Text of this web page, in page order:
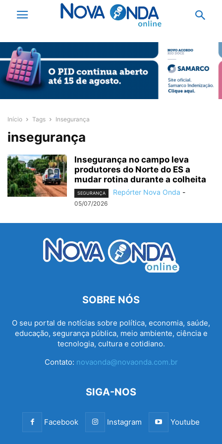
Início Tags Insegurança
insegurança
Insegurança no campo leva
produtores do Norte do ES a
mudar rotina durante a colheita
SEGURANÇA Repórter Nova Onda -
05/07/2026
SOBRE NÓS
O seu portal de notícias sobre política, economia, saúde,
educação, segurança pública, meio ambiente, ciência e
tecnologia, cultura e cotidiano.
Contato: novaonda@novaonda.com.br
SIGA-NOS
Facebook Instagram Youtube